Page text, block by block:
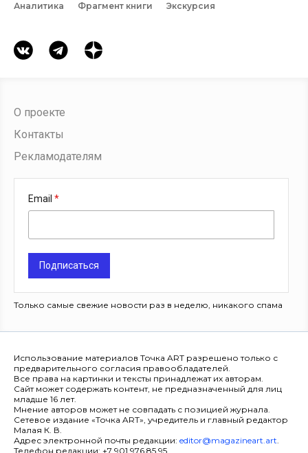
Аналитика
Фрагмент книги Экскурсия
О проекте
Контакты
Рекламодателям
Email
Подписаться
Только самые свежие новости раз в неделю, никакого спама
Использование материалов Точка ART разрешено только с
предварительного согласия правообладателей.
Все права на картинки и тексты принадлежат их авторам.
Сайт может содержать контент, не предназначенный для лиц
младше 16 лет.
Мнение авторов может не совпадать с позицией журнала.
Сетевое издание «Точка ART», учредитель и главный редактор
Малая К. В.
Адрес электронной почты редакции: editor@magazineart.art.
Телефон редакции: +7 901 976 85 95.